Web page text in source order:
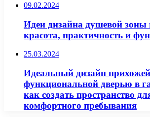
09.02.2024
Идеи дизайна душевой зоны
красота, практичность и
25.03.2024
Идеальный дизайн
функциональной дверью в
как создать пространство
комфортного пребывания